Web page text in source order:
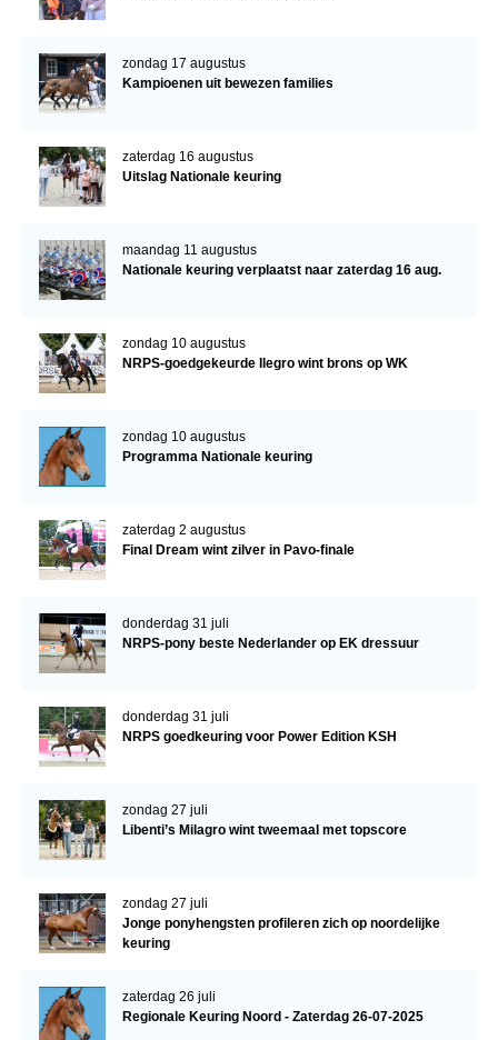
zondag 17 augustus
Kampioenen uit bewezen families
zaterdag 16 augustus
Uitslag Nationale keuring
maandag 11 augustus
Nationale keuring verplaatst naar zaterdag 16 aug.
zondag 10 augustus
NRPS-goedgekeurde Ilegro wint brons op WK
zondag 10 augustus
Programma Nationale keuring
zaterdag 2 augustus
Final Dream wint zilver in Pavo-finale
donderdag 31 juli
NRPS-pony beste Nederlander op EK dressuur
donderdag 31 juli
NRPS goedkeuring voor Power Edition KSH
zondag 27 juli
Libenti’s Milagro wint tweemaal met topscore
zondag 27 juli
Jonge ponyhengsten profileren zich op noordelijke
keuring
zaterdag 26 juli
Regionale Keuring Noord - Zaterdag 26-07-2025